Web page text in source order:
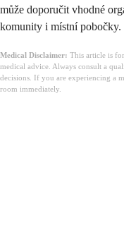
může doporučit vhodné
komunity i místní pobočky.
Medical Disclaimer: This article is
medical advice. Always consult a
decisions. If you are experiencing a
room immediately.